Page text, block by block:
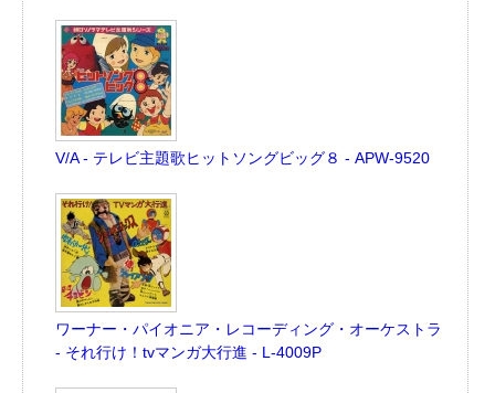
V/A - テレビ主題歌ヒットソングビッグ８ - APW-9520
ワーナー・パイオニア・レコーディング・オーケストラ
- それ行け！tvマンガ大行進 - L-4009P